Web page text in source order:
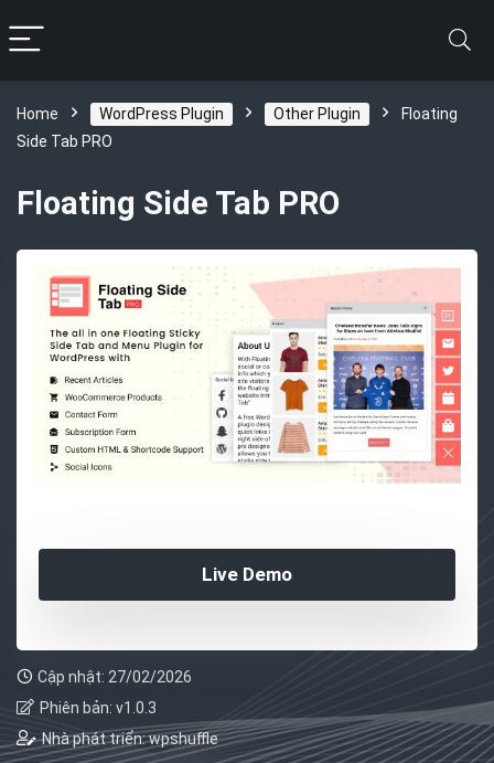
Home WordPress Plugin Other Plugin
Floating
Side Tab PRO
Floating Side Tab PRO
Live Demo
Cập nhật: 27/02/2026
Phiên bản: v1.0.3
Nhà phát triển: wpshuffle